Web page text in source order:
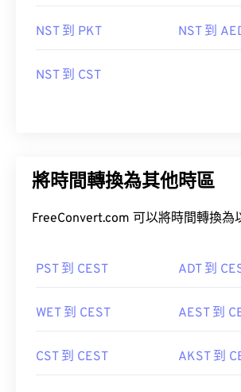
NST 到 PKT NST 到
NST 到 CST
將時間轉換為其他時區
FreeConvert.com 可以將時間轉換為
PST 到 CEST ADT 到
WET 到 CEST AEST 到
CST 到 CEST AKST 到